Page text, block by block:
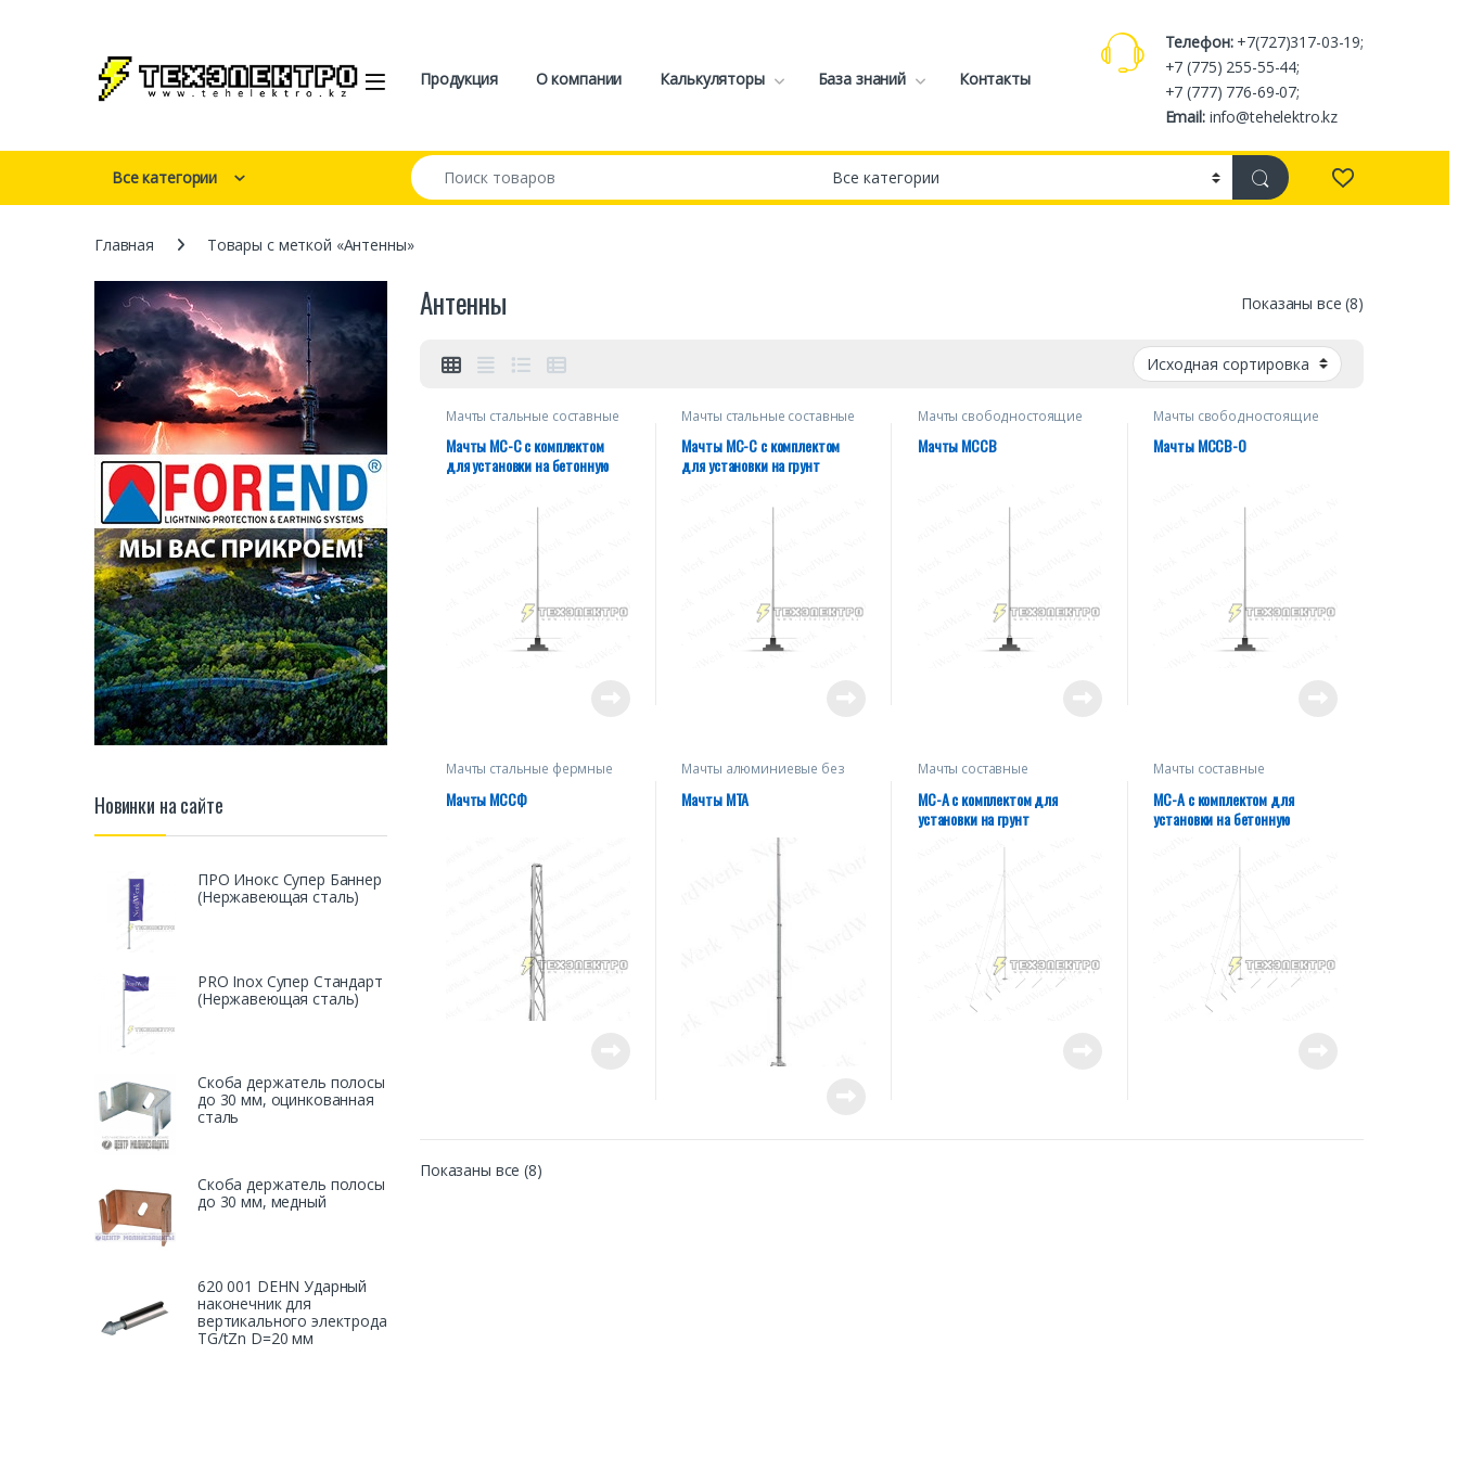
Open Продукция О компании Калькуляторы База знаний Контакты
Телефон:+7(727)317-03-19;
+7 (775) 255-55-44;
+7 (777) 776-69-07;
Email:info@tehelektro.kz
Все категории
Искать:
Главная Товары с меткой «Антенны»
Антенны Показаны все (8)
Мачты стальные составные
Мачты МС-С с комплектом
для установки на бетонную
Мачты стальные составные
Мачты МС-С с комплектом
для установки на грунт
Мачты свободностоящие
Мачты МССВ
Мачты свободностоящие
Мачты МССВ-О
Мачты стальные фермные
Мачты МССФ
Мачты алюминиевые без
Мачты МТА
Мачты составные
оттяжках
МС-А c комплектом для
установки на грунт
Мачты составные
оттяжках
МС-А с комплектом для
установки на бетонную
Показаны все (8)
Новинки на сайте
ПРО Инокс Супер Баннер
(Нержавеющая сталь)
PRO Inox Супер Стандарт
(Нержавеющая сталь)
Скоба держатель полосы
до 30 мм, оцинкованная
сталь
Скоба держатель полосы
до 30 мм, медный
620 001 DEHN Ударный
наконечник для
вертикального электрода
TG/tZn D=20 мм